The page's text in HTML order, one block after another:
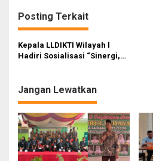
a
s
i
o
s
Posting Terkait
Kepala LLDIKTI Wilayah l
Hadiri Sosialisasi “Sinergi,
Medan
Jangan Lewatkan